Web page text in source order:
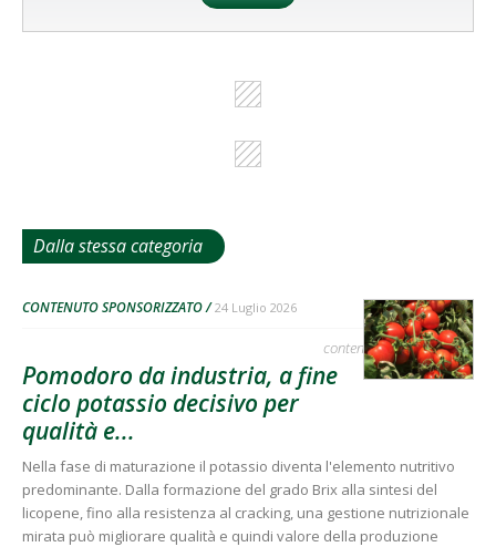
Dalla stessa categoria
CONTENUTO SPONSORIZZATO 24 Luglio 2026
contenuto sponsorizzato
Pomodoro da industria, a fine
ciclo potassio decisivo per
qualità e...
Nella fase di maturazione il potassio diventa l'elemento nutritivo
predominante. Dalla formazione del grado Brix alla sintesi del
licopene, fino alla resistenza al cracking, una gestione nutrizionale
mirata può migliorare qualità e quindi valore della produzione